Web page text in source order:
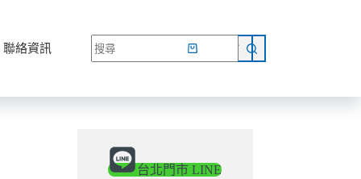
聯絡資訊 網路商店
台北門市 LINE